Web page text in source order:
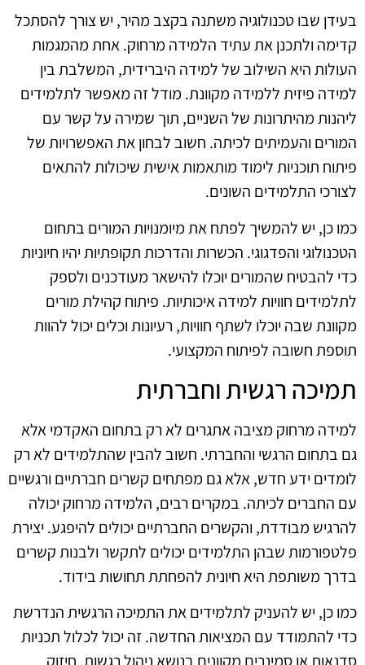
בעידן שבו טכנולוגיה משתנה בקצב מהיר, יש צורך להסתכל
קדימה ולתכנן את עתיד הלמידה מרחוק. אחת מהמגמות
העולות היא השילוב של למידה היברידית, המשלבת בין
למידה פיזית ללמידה מקוונת. מודל זה מאפשר לתלמידים
ליהנות מהיתרונות של השניים, תוך שמירה על קשר עם
המורים והעמיתים לכיתה. חשוב לבחון את האפשרויות של
פיתוח תוכניות לימוד מותאמות אישית שיכולות להתאים
לצורכי התלמידים השונים.
כמו כן, יש להמשיך לפתח את מיומנויות המורים בתחום
הטכנולוגי והפדגוגי. הכשרות והדרכות תקופתיות יהיו חיוניות
כדי להבטיח שהמורים יוכלו להישאר מעודכנים ולספק
לתלמידים חוויות למידה איכותיות. פיתוח קהילת מורים
מקוונת שבה יוכלו לשתף חוויות, רעיונות וכלים יכול להוות
תוספת חשובה לפיתוח המקצועי.
תמיכה רגשית וחברתית
למידה מרחוק מציבה אתגרים לא רק בתחום האקדמי אלא
גם בתחום הרגשי והחברתי. חשוב להבין שהתלמידים לא רק
לומדים ידע חדש, אלא גם מפתחים קשרים חברתיים ורגשיים
עם החברים לכיתה. במקרים רבים, הלמידה מרחוק יכולה
להרגיש מבודדת, והקשרים החברתיים יכולים להיפגע. יצירת
פלטפורמות שבהן התלמידים יכולים לתקשר ולבנות קשרים
בדרך משותפת היא חיונית להפחתת תחושות בידוד.
כמו כן, יש להעניק לתלמידים את התמיכה הרגשית הנדרשת
כדי להתמודד עם המציאות החדשה. זה יכול לכלול תכניות